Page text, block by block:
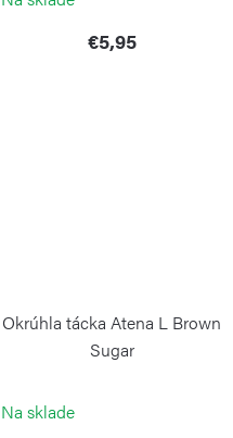
€5,95
Okrúhla tácka Atena L Brown
Sugar
Na sklade